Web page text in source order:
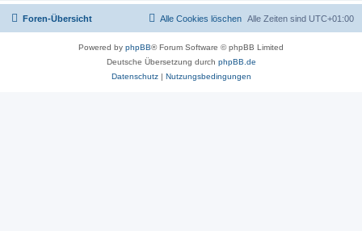
Foren-Übersicht Alle Zeiten sind UTC+01:00
Alle Cookies löschen
Powered by phpBB® Forum Software © phpBB Limited
Deutsche Übersetzung durch phpBB.de
Datenschutz| Nutzungsbedingungen